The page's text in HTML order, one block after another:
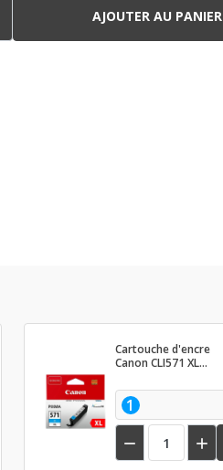
AJOUTER AU PANIER
Cartouche d'encre
Canon CLI571 XL
1
 